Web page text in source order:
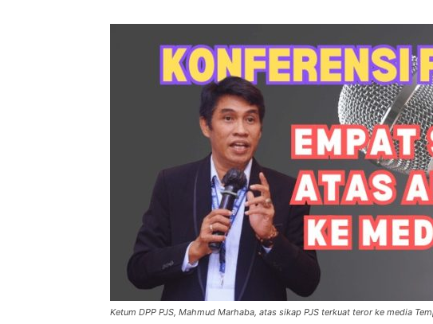
Ketum DPP PJS, Mahmud Marhaba, atas sikap PJS terkuat teror ke media